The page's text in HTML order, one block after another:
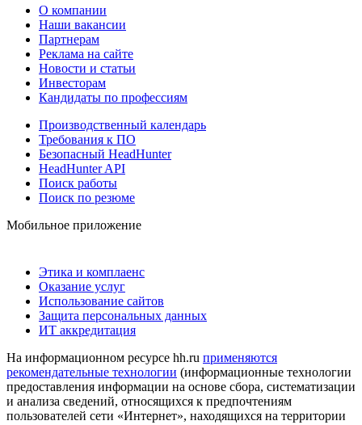
О компании
Наши вакансии
Партнерам
Реклама на сайте
Новости и статьи
Инвесторам
Кандидаты по профессиям
Производственный календарь
Требования к ПО
Безопасный HeadHunter
HeadHunter API
Поиск работы
Поиск по резюме
Мобильное приложение
Этика и комплаенс
Оказание услуг
Использование сайтов
Защита персональных данных
ИТ аккредитация
На информационном ресурсе hh.ru применяются
рекомендательные технологии (информационные технологии
предоставления информации на основе сбора, систематизации
и анализа сведений, относящихся к предпочтениям
пользователей сети «Интернет», находящихся на территории